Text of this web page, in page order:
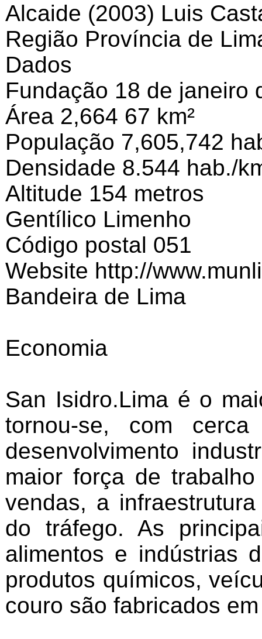
Alcaide (2003) Luis
Região Província de
Dados
Fundação 18 de janeiro
Área 2,664 67 km²
População 7,605,742
Densidade 8.544 hab./
Altitude 154 metros
Gentílico Limenho
Código postal 051
Website http://
Bandeira de Lima
Economia
San Isidro.Lima é o
tornou-se, com
desenvolvimento
maior força de
vendas, a
do tráfego. As
alimentos e indústrias
produtos químicos,
couro são fabricados